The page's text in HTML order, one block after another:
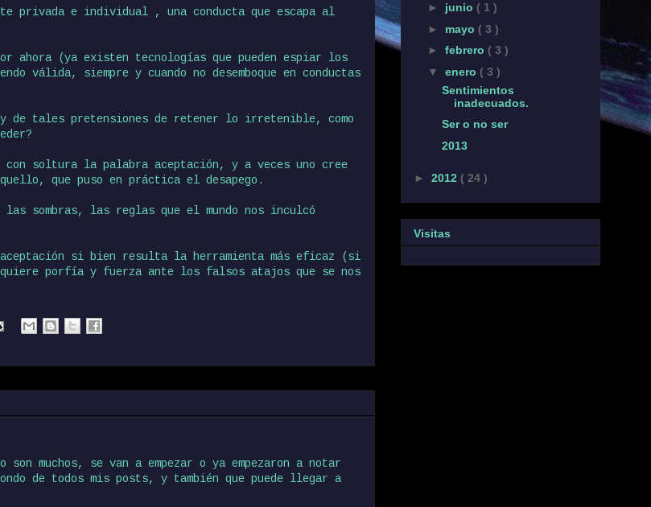
privada e individual , una conducta que escapa al
(ya existen tecnologías que pueden espiar los
válida, siempre y cuando no desemboque en conductas
y de tales pretensiones de retener lo irretenible, como
con soltura la palabra aceptación, y a veces uno cree
que puso en práctica el desapego.
las sombras, las reglas que el mundo nos inculcó
si bien resulta la herramienta más eficaz (si
porfía y fuerza ante los falsos atajos que se nos
muchos, se van a empezar o ya empezaron a notar
de todos mis posts, y también que puede llegar a
► junio ( 1 )
► mayo ( 3 )
► febrero ( 3 )
▼ enero ( 3 )
Sentimientos
inadecuados.
Ser o no ser
2013
► 2012 ( 24 )
Visitas